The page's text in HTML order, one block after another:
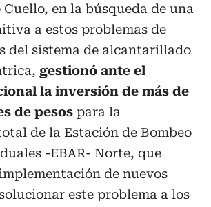
Cuello, en la búsqueda de una
a estos problemas de
del sistema de alcantarillado
gestionó ante el
la inversión de más de
de pesos para la
de la Estación de Bombeo
-EBAR- Norte, que
de nuevos
este problema a los